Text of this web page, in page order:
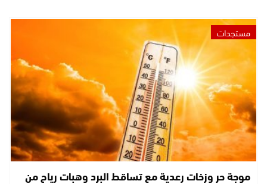
مستجدات
موجة حر وزخات رعدية مع تساقط البرد وهبات رياح من